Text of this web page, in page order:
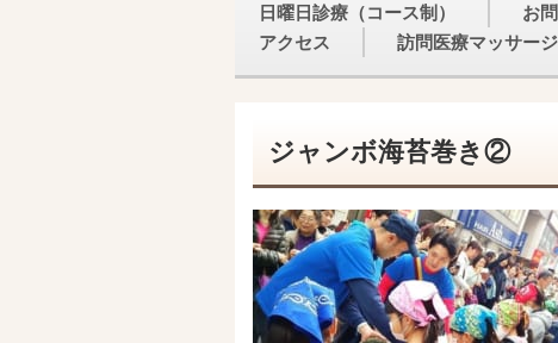
日曜日診療（コース制）
お
アクセス
訪問医療マッサー
ジャンボ海苔巻き②